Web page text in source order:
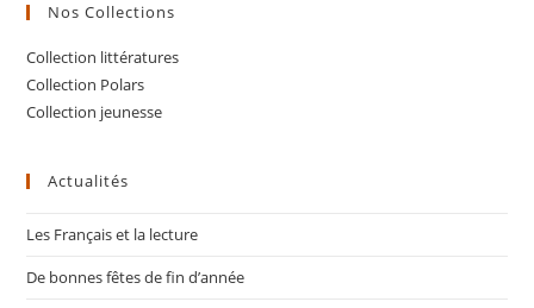
Nos Collections
Collection littératures
Collection Polars
Collection jeunesse
Actualités
Les Français et la lecture
De bonnes fêtes de fin d’année